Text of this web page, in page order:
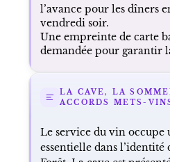
l’avance pour les dîners
vendredi soir.
Une empreinte de carte
demandée pour garantir
LA CAVE, LA
ACCORDS METS-
Le service du vin occupe
essentielle dans l’identité